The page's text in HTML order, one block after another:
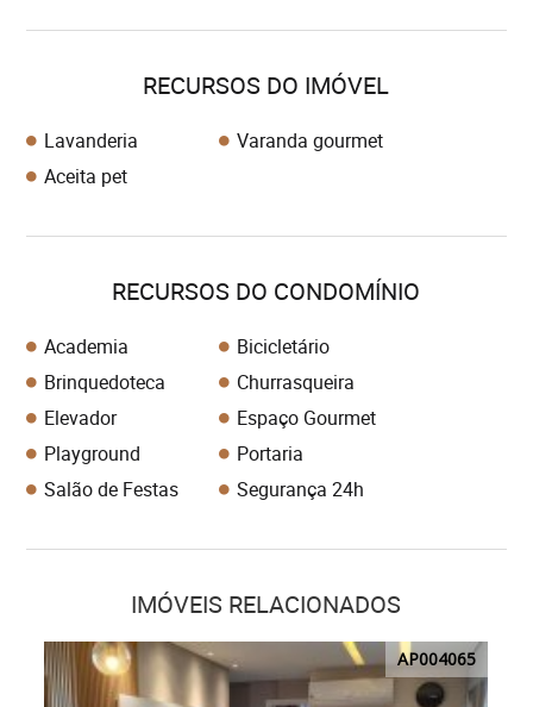
RECURSOS DO IMÓVEL
Lavanderia
Varanda gourmet
Aceita pet
RECURSOS DO CONDOMÍNIO
Academia
Bicicletário
Brinquedoteca
Churrasqueira
Elevador
Espaço Gourmet
Playground
Portaria
Salão de Festas
Segurança 24h
IMÓVEIS RELACIONADOS
AP004065